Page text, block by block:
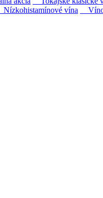
Nízkohistamínové vína Víno
firmou na slovenskom
vína. Ako prví sme
riadenej fermentácie.